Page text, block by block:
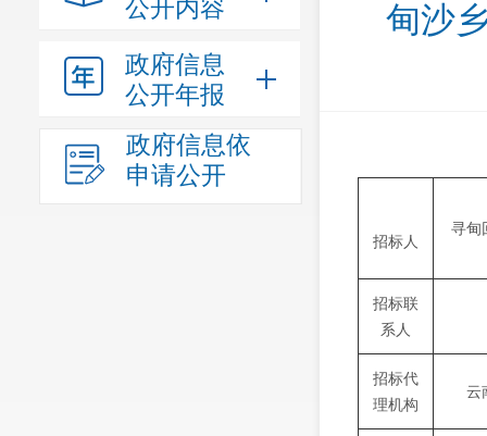
公开内容
政府信息
公开年报
政府信息依
申请公开
甸沙
招标人
寻甸
招标联
系人
招标代
理机构
云